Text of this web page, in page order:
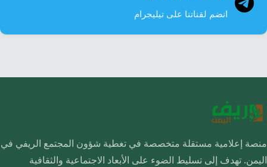
انضم لقناتنا على تيليجرام
منصة إعلامية مستقلة متخصصة في تغطية شؤون المجتمع الريفي في
اليمن. تهدف إلى تسليط الضوء على الأبعاد الاجتماعية والثقافية